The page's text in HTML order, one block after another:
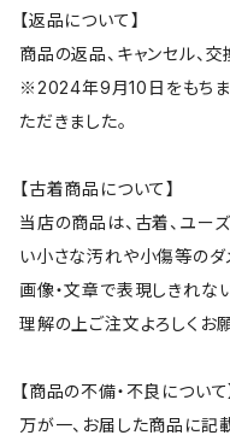
【返品について】
商品の返品、キャンセル、
※2024年9月10日をもちま
ただきました。
【古着商品について】
当店の商品は、古着、ユー
い小さな汚れや小傷等のダ
画像・文章で表現しきれな
理解の上ご注文よろしくお
【商品の不備・不良について】
万が一、お届した商品に記